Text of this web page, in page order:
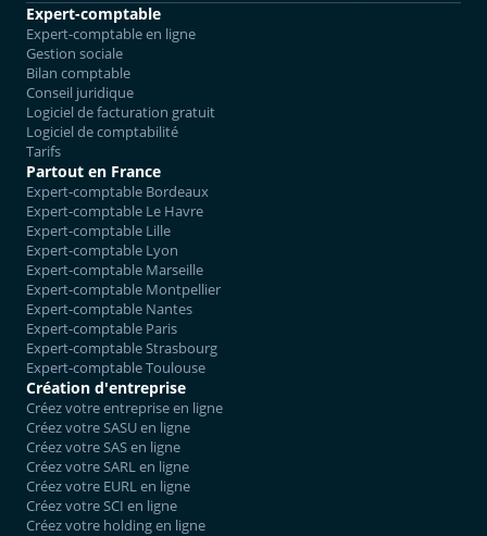
Expert-comptable
Expert-comptable en ligne
Gestion sociale
Bilan comptable
Conseil juridique
Logiciel de facturation gratuit
Logiciel de comptabilité
Tarifs
Partout en France
Expert-comptable Bordeaux
Expert-comptable Le Havre
Expert-comptable Lille
Expert-comptable Lyon
Expert-comptable Marseille
Expert-comptable Montpellier
Expert-comptable Nantes
Expert-comptable Paris
Expert-comptable Strasbourg
Expert-comptable Toulouse
Création d'entreprise
Créez votre entreprise en ligne
Créez votre SASU en ligne
Créez votre SAS en ligne
Créez votre SARL en ligne
Créez votre EURL en ligne
Créez votre SCI en ligne
Créez votre holding en ligne